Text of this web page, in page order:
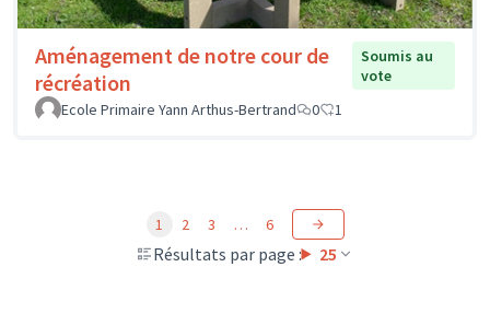
Aménagement de notre cour de
récréation
Soumis au
vote
Ecole Primaire Yann Arthus-Bertrand
0 1
Résultats par page : 25
1 2 3 … 6